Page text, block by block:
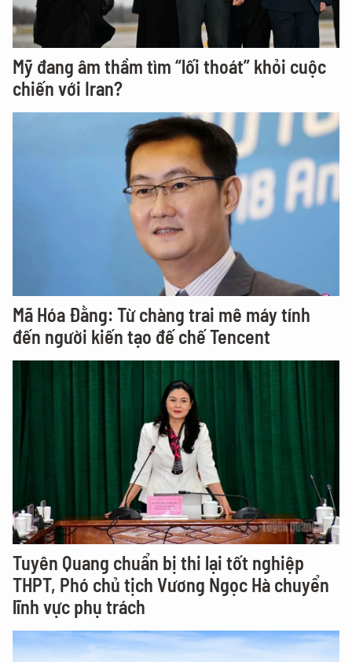
Mỹ đang âm thầm tìm “lối thoát” khỏi cuộc
chiến với Iran?
Mã Hóa Đằng: Từ chàng trai mê máy tính
đến người kiến tạo đế chế Tencent
Tuyên Quang chuẩn bị thi lại tốt nghiệp
THPT, Phó chủ tịch Vương Ngọc Hà chuyển
lĩnh vực phụ trách